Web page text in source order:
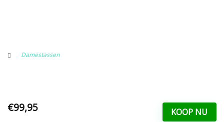
Damestassen
KOOP NU
€99,95